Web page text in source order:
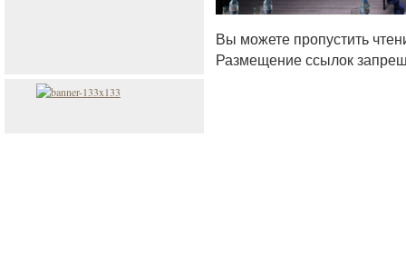
Вы можете пропустить
Размещение ссылок